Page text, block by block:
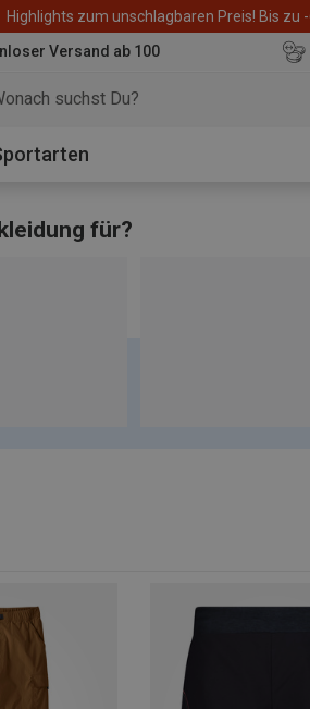
Highlights zum unschlagbaren Preis! Bis zu
Versand ab 100
für?